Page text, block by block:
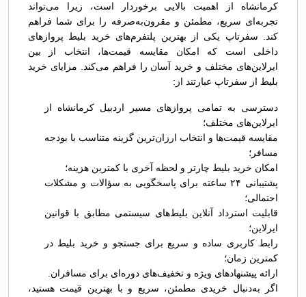
کرمانشاه از اهمیت بالایی برخوردار است، زیرا می‌تواند
تجربه‌ای سریع، مطمئن و مقرون‌به‌صرفه را برای شما فراهم
کند. سفرتاپ یکی از بهترین پلتفرم‌های خرید بلیط پروازهای
داخلی است که امکان مقایسه قیمت‌ها، انتخاب از بین
ایرلاین‌های مختلف و خرید آسان را فراهم می‌کند. مزایای خرید
بلیط از سفرتاپ عبارتند از:
دسترسی به تمامی پروازهای مسیر اردبیل کرمانشاه از
ایرلاین‌های مختلف؛
مقایسه قیمت‌ها و انتخاب ارزان‌ترین گزینه متناسب با بودجه
مسافر؛
امکان خرید بلیط چارتر و لحظه آخری با کمترین هزینه؛
پشتیبانی ۲۴ ساعته برای پاسخگویی به سؤالات و مشکلات
احتمالی؛
قابلیت استرداد آنلاین بلیط‌های سیستمی مطابق با قوانین
ایرلاین؛
رابط کاربری ساده و سریع برای جستجو و خرید بلیط در
کمترین زمان؛
ارائه پیشنهادهای ویژه و تخفیف‌های دوره‌ای برای مسافران.
اگر به‌دنبال خریدی مطمئن، سریع و با بهترین قیمت هستید،